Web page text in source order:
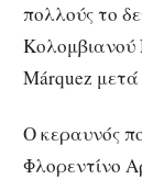
πολλούς το
Κολομβιανού
Márquez
Ο κεραυνός
Φλορεντίνο